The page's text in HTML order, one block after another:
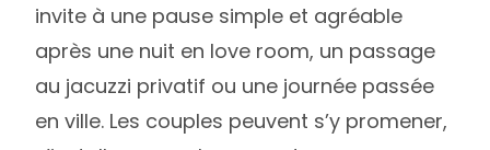
invite à une pause simple et agréable
après une nuit en love room, un passage
au jacuzzi privatif ou une journée passée
en ville. Les couples peuvent s’y promener,